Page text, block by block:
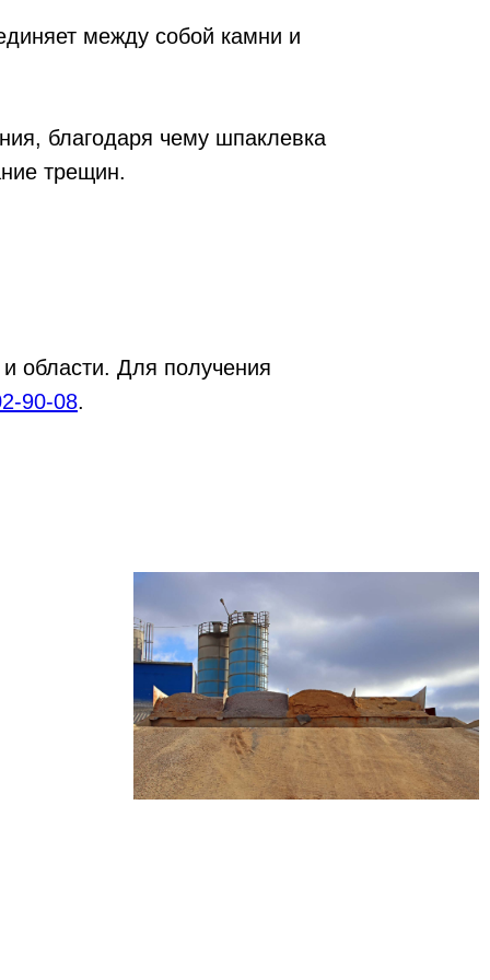
между собой камни и
благодаря чему шпаклевка
трещин.
области. Для получения
90-08.